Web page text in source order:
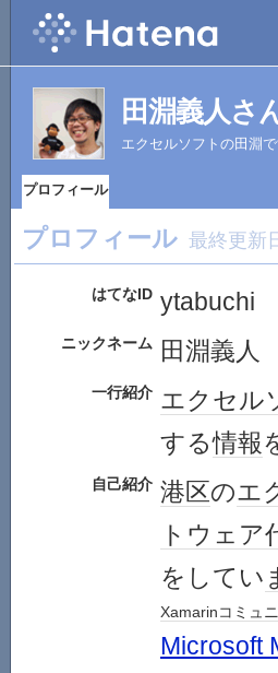
田淵義人さ
エクセルソフトの田淵
プロフィール
プロフィール 最終更新
はてなID ytabuchi
ニックネーム 田淵義人
一行紹介 エクセル
する情報
自己紹介 港区のエ
トウェア
をしてい
Xamarinコミュ
Microsoft